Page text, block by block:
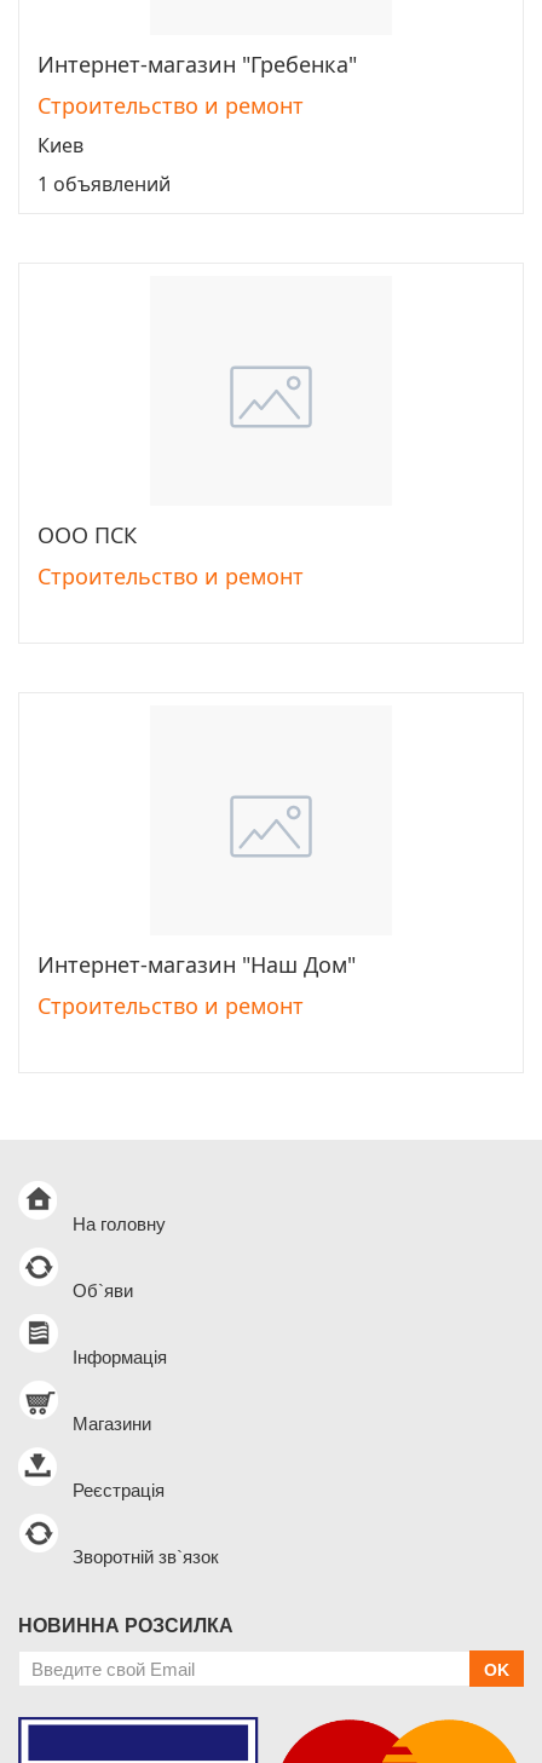
Перейти
Интернет-магазин "Гребенка"
Строительство и ремонт
Киев
1 объявлений
ООО ПСК
Строительство и ремонт
Перейти
Интернет-магазин "Наш Дом"
Строительство и ремонт
На головну
Об`яви
Інформація
Магазини
Реєстрація
Зворотній зв`язок
НОВИННА РОЗСИЛКА
OK